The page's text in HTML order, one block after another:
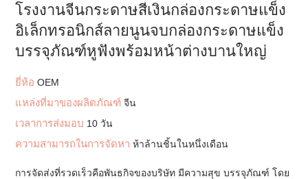
โรงงานจีนกระดาษสีเงินกล่องกระดาษแข็ง
อิเล็กทรอนิกส์ลายนูนจบกล่องกระดาษแข็ง
บรรจุภัณฑ์หูฟังพร้อมหน้าต่างบานใหญ่
ยี่ห้อOEM
แหล่งที่มาของผลิตภัณฑ์จีน
เวลาการส่งมอบ 10 วัน
ความสามารถในการจัดหาห้าล้านชิ้นในหนึ่งเดือน
การจัดส่งที่รวดเร็วคือพันธกิจของบริษัท มีความสุข บรรจุภัณฑ์ โดย